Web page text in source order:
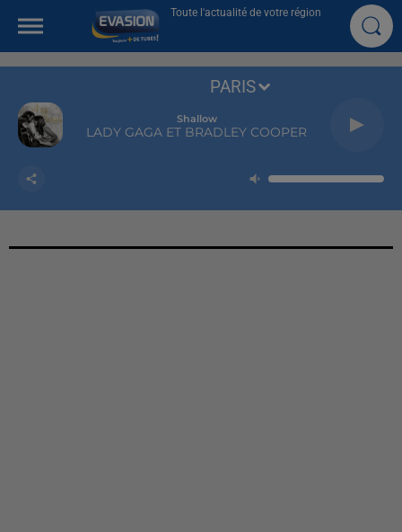
Toute l'actualité de votre région
Shallow
LADY GAGA ET BRADLEY COOPER
PARIS